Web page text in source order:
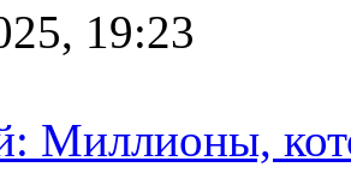
19:23
Миллионы,